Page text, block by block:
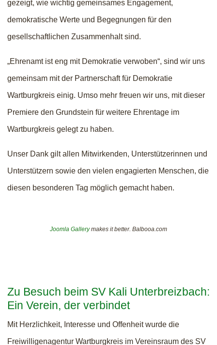
gezeigt, wie wichtig gemeinsames Engagement,
demokratische Werte und Begegnungen für den
gesellschaftlichen Zusammenhalt sind.
„Ehrenamt ist eng mit Demokratie verwoben“, sind wir uns
gemeinsam mit der Partnerschaft für Demokratie
Wartburgkreis einig. Umso mehr freuen wir uns, mit dieser
Premiere den Grundstein für weitere Ehrentage im
Wartburgkreis gelegt zu haben.
Unser Dank gilt allen Mitwirkenden, Unterstützerinnen und
Unterstützern sowie den vielen engagierten Menschen, die
diesen besonderen Tag möglich gemacht haben.
Joomla Gallerymakes it better. Balbooa.com
Zu Besuch beim SV Kali Unterbreizbach:
Ein Verein, der verbindet
Mit Herzlichkeit, Interesse und Offenheit wurde die
Freiwilligenagentur Wartburgkreis im Vereinsraum des SV